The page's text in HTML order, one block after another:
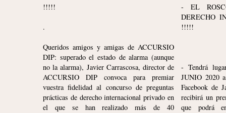
!!!!!
.
Queridos amigos y amigas de ACCURSIO
DIP: superado el estado de alarma (aunque
no la alarma), Javier Carrascosa, director de
ACCURSIO DIP convoca para premiar
vuestra fidelidad al concurso de preguntas
prácticas de derecho internacional privado en
el que se han realizado más de 40
- EL
DERECHO
!!!!!
- Tendrá
JUNIO 2020
Facebook de
recibirá un
que podrá